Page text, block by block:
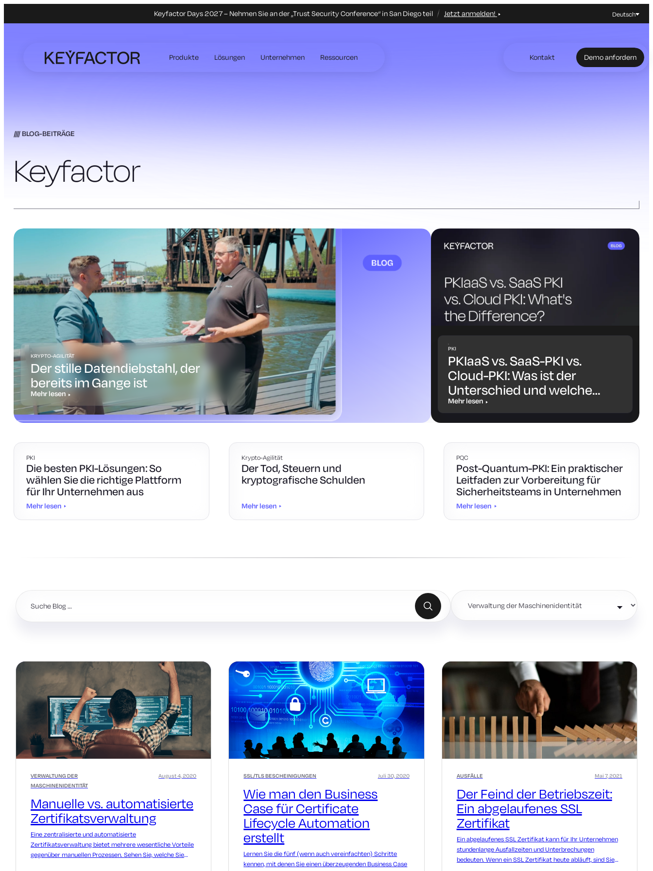
Keyfactor Days 2027 – Nehmen Sie an der „Trust Security Conference“ in San Diego teil Jetzt anmelden! Deutsch
springen
Produkte Lösungen Unternehmen Ressourcen Kontakt Demo anfordern
BLOG-BEITRÄGE
Keyfactor
KRYPTO-AGILITÄT
Der stille Datendiebstahl, der
bereits im Gange ist
Mehr lesen
PKI
PKIaaS vs. SaaS-PKI vs.
Cloud-PKI: Was ist der
Unterschied und welche
Lösung ist die richtige für
Sie?
Mehr lesen
PKI
Die besten PKI-Lösungen: So
wählen Sie die richtige Plattform
für Ihr Unternehmen aus
Mehr lesen
Krypto-Agilität
Der Tod, Steuern und
kryptografische Schulden
Mehr lesen
PQC
Post-Quantum-PKI: Ein praktischer
Leitfaden zur Vorbereitung für
Sicherheitsteams in Unternehmen
Mehr lesen
VERWALTUNG DER
MASCHINENIDENTITÄT
Manuelle vs. automatisierte
Zertifikatsverwaltung
August 4, 2020
Eine zentralisierte und automatisierte
Zertifikatsverwaltung bietet mehrere wesentliche Vorteile
gegenüber manuellen Prozessen. Sehen Sie, welche Sie
SSL/TLS BESCHEINIGUNGEN
Wie man den Business
Case für Certificate
Lifecycle Automation
erstellt
Juli 30, 2020
Lernen Sie die fünf (wenn auch vereinfachten) Schritte
kennen, mit denen Sie einen überzeugenden Business Case
AUSFÄLLE
Der Feind der Betriebszeit:
Ein abgelaufenes SSL
Zertifikat
Mai 7, 2021
Ein abgelaufenes SSL Zertifikat kann für Ihr Unternehmen
stundenlange Ausfallzeiten und Unterbrechungen
bedeuten. Wenn ein SSL Zertifikat heute abläuft, sind Sie